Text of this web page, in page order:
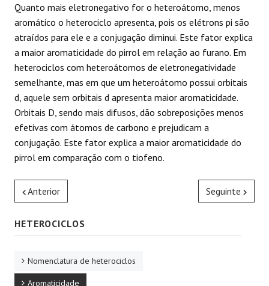
Quanto mais eletronegativo for o heteroátomo, menos
aromático o heterociclo apresenta, pois os elétrons pi são
atraídos para ele e a conjugação diminui. Este fator explica
a maior aromaticidade do pirrol em relação ao furano. Em
heterociclos com heteroátomos de eletronegatividade
semelhante, mas em que um heteroátomo possui orbitais
d, aquele sem orbitais d apresenta maior aromaticidade.
Orbitais D, sendo mais difusos, dão sobreposições menos
efetivas com átomos de carbono e prejudicam a
conjugação. Este fator explica a maior aromaticidade do
pirrol em comparação com o tiofeno.
Anterior Seguinte
HETEROCICLOS
Nomenclatura de heterociclos
Aromaticidade